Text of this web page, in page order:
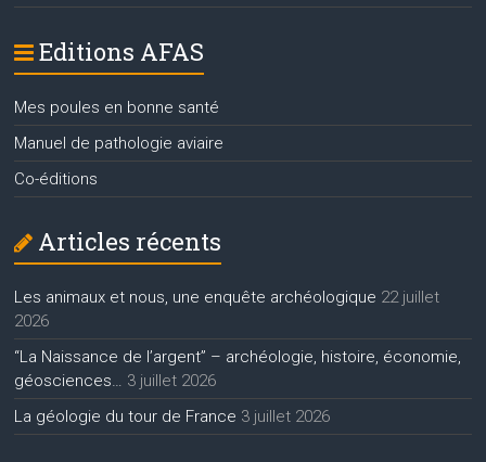
Editions AFAS
Mes poules en bonne santé
Manuel de pathologie aviaire
Co-éditions
Articles récents
Les animaux et nous, une enquête archéologique 22 juillet
2026
“La Naissance de l’argent” – archéologie, histoire, économie,
géosciences…
3 juillet 2026
La géologie du tour de France 3 juillet 2026